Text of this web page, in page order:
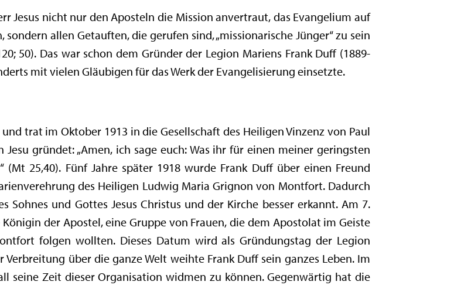
Jesus nicht nur den Aposteln die Mission anvertraut, das Evangelium auf
allen Getauften, die gerufen sind, „missionarische Jünger“ zu sein
50). Das war schon dem Gründer der Legion Mariens Frank Duff (1889-
mit vielen Gläubigen für das Werk der Evangelisierung einsetzte.
trat im Oktober 1913 in die Gesellschaft des Heiligen Vinzenz von Paul
gründet: „Amen, ich sage euch: Was ihr für einen meiner geringsten
25,40). Fünf Jahre später 1918 wurde Frank Duff über einen Freund
des Heiligen Ludwig Maria Grignon von Montfort. Dadurch
Sohnes und Gottes Jesus Christus und der Kirche besser erkannt. Am 7.
der Apostel, eine Gruppe von Frauen, die dem Apostolat im Geiste
folgen wollten. Dieses Datum wird als Gründungstag der Legion
über die ganze Welt weihte Frank Duff sein ganzes Leben. Im
seine Zeit dieser Organisation widmen zu können. Gegenwärtig hat die